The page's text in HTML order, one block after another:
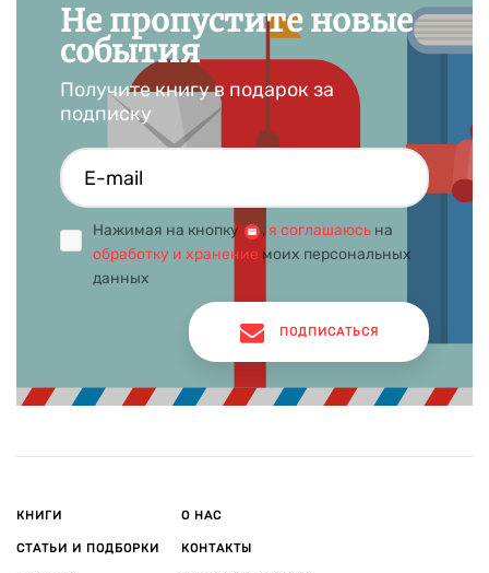
Не пропустите новые
события
Получите книгу в подарок за
подписку
Нажимая на кнопку , я соглашаюсь на
обработку и хранение моих персональных
данных
ПОДПИСАТЬСЯ
КНИГИ
СТАТЬИ И ПОДБОРКИ
О НАС
КОНТАКТЫ